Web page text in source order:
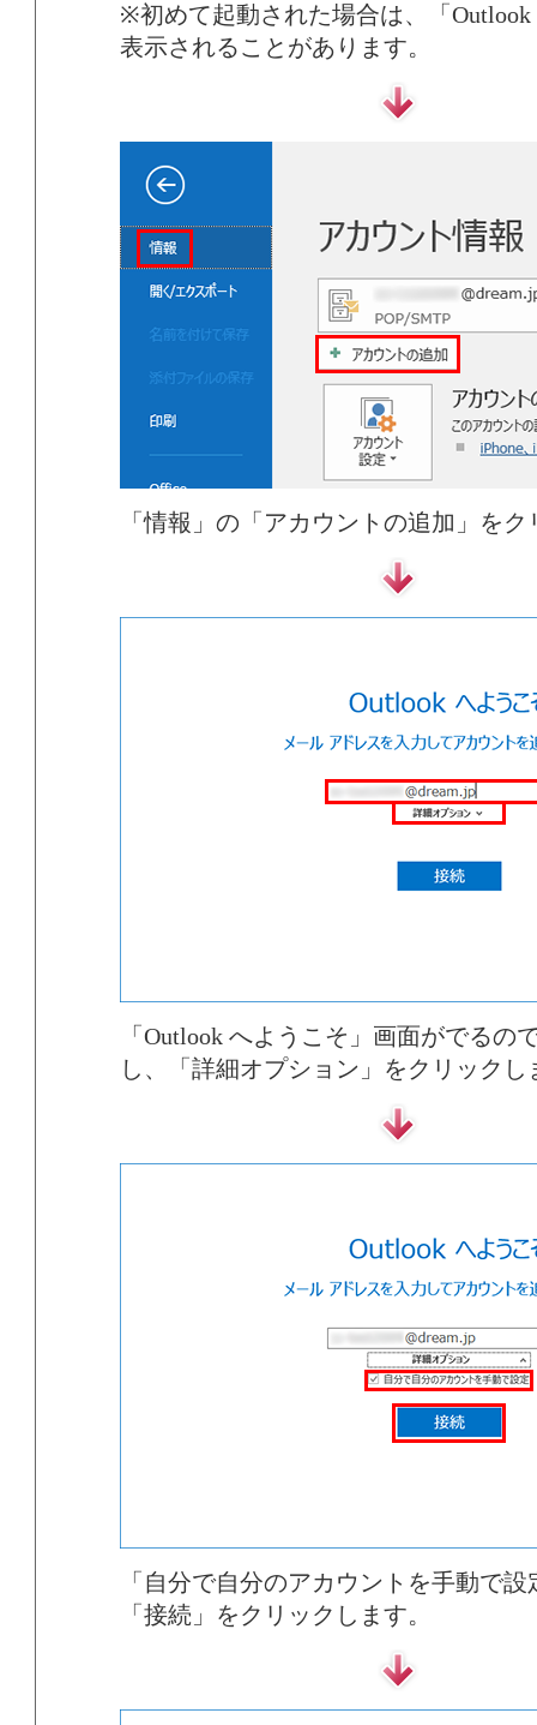
※初めて起動された場合は、「
表示されることがあります。
「情報」の「アカウントの追加」を
「Outlook へようこそ」画面がでるの
し、「詳細オプション」をクリックし
「自分で自分のアカウントを手動で
「接続」をクリックします。